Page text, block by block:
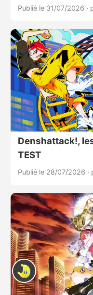
Publié le 31/07/2026 ·
Denshattack!,
TEST
Publié le 28/07/2026 ·